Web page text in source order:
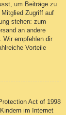
um Beiträge zu
Zugriff auf
stehen: zum
an andere
Wir empfehlen dir
Vorteile
Act of 1998
im Internet